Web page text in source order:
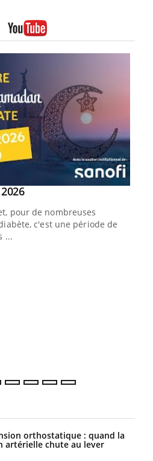
Youtube
pour de nombreuses
c'est une période de
...
orthostatique : quand la
artérielle chute au lever